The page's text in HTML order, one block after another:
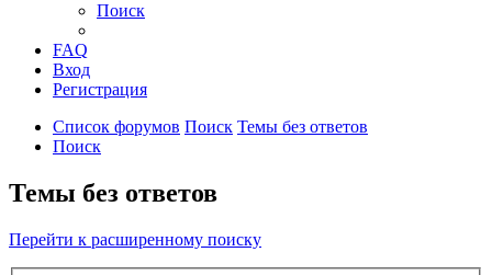
Поиск
FAQ
Вход
Регистрация
Список форумов Поиск Темы без ответов
Поиск
Темы без ответов
Перейти к расширенному поиску